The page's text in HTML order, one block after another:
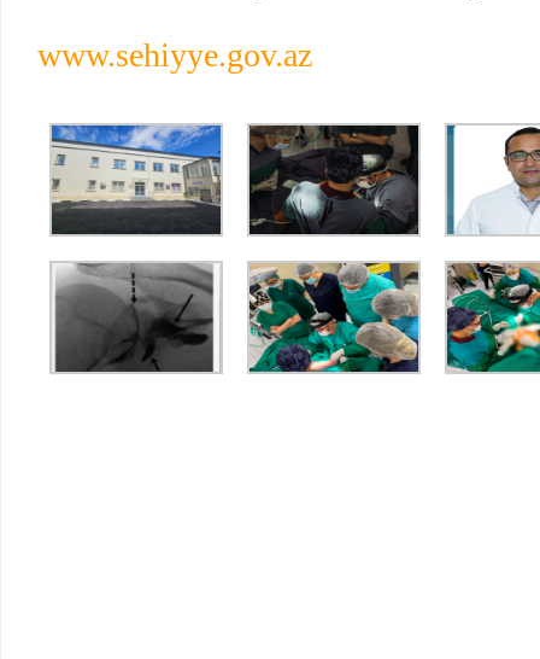
www.sehiyye.gov.az